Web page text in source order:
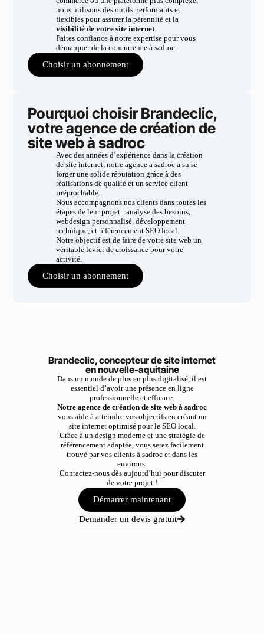
nous utilisons des outils performants et
flexibles pour assurer la pérennité et la
visibilité de votre site internet.
Faites confiance à notre expertise pour vous
démarquer de la concurrence à sadroc.
Choisir un abonnement
Pourquoi choisir Brandeclic,
votre agence de création de
site web à sadroc
Avec des années d’expérience dans la création
de site internet, notre agence à sadroc a su se
forger une solide réputation grâce à des
réalisations de qualité et un service client
irréprochable.
Nous accompagnons nos clients dans toutes les
étapes de leur projet : analyse des besoins,
webdesign personnalisé, développement
technique, et référencement SEO local.
Notre objectif est de faire de votre site web un
véritable levier de croissance pour votre
activité.
Choisir un abonnement
Brandeclic, concepteur de site internet
en nouvelle-aquitaine
Dans un monde de plus en plus digitalisé, il est
essentiel d’avoir une présence en ligne
professionnelle et efficace.
Notre agence de création de site web à sadroc
vous aide à atteindre vos objectifs en créant un
site internet optimisé pour le SEO local.
Grâce à un design moderne et une stratégie de
référencement adaptée, vous serez facilement
trouvé par vos clients à sadroc et dans les
environs.
Contactez-nous dès aujourd’hui pour discuter
de votre projet !
Démarrer maintenant
Demander un devis gratuit